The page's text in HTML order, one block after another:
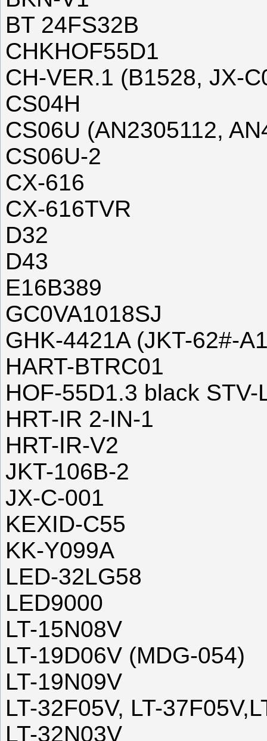
BT 24FS32B
CHKHOF55D1
CH-VER.1 (B1528, JX-
CS04H
CS06U (AN2305112,
CS06U-2
CX-616
CX-616TVR
D32
D43
E16B389
GC0VA1018SJ
GHK-4421A (JKT-62#-
HART-BTRC01
HOF-55D1.3 black STV-
HRT-IR 2-IN-1
HRT-IR-V2
JKT-106B-2
JX-C-001
KEXID-C55
KK-Y099A
LED-32LG58
LED9000
LT-15N08V
LT-19D06V (MDG-054)
LT-19N09V
LT-32F05V, LT-
LT-32N03V